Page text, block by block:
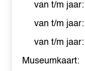
van t/m jaar:
van t/m jaar:
van t/m jaar:
Museumkaart: